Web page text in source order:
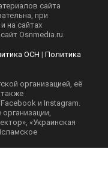
сайта
при
на сайтах
Оsnmedia.ru.
ОСН | Политика
организацией, её
также
и Instagram.
«Украинская